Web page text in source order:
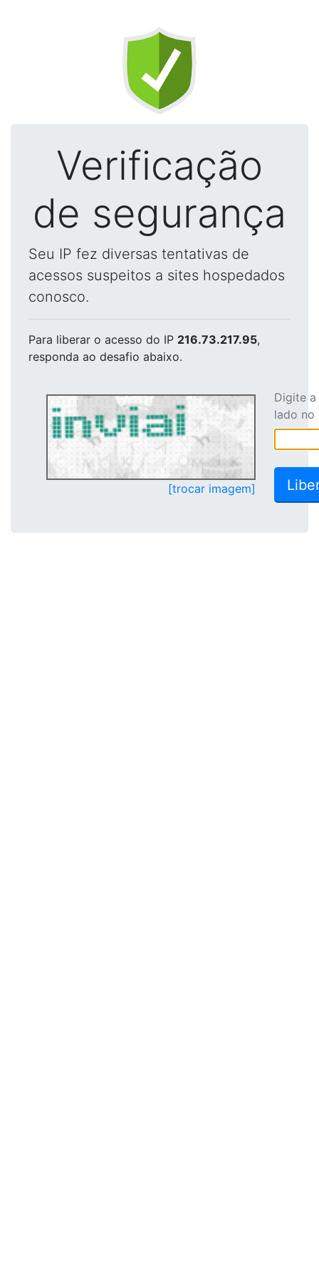
Verificação
de segurança
Seu IP fez diversas tentativas de
acessos suspeitos a sites hospedados
conosco.
Para liberar o acesso do IP 216.73.217.95,
responda ao desafio abaixo.
[trocar imagem]
Digite
lado no